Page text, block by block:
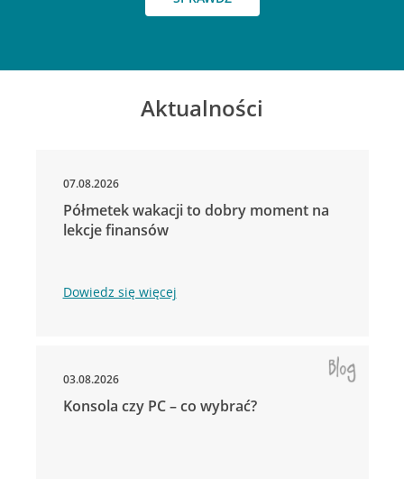
Aktualności
07.08.2026
Półmetek wakacji to dobry moment na
lekcje finansów
Dowiedz się więcej
03.08.2026
Konsola czy PC – co wybrać?